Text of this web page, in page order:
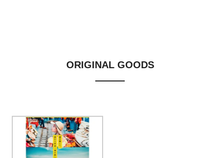
ORIGINAL GOODS